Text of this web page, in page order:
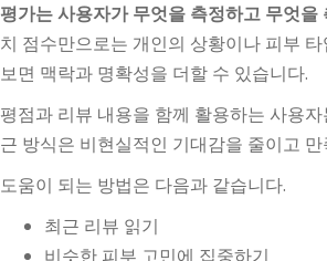
평가는 사용자가 무엇을 측정하고 무엇
치 점수만으로는 개인의 상황이나 피부
보면 맥락과 명확성을 더할 수 있습니다.
평점과 리뷰 내용을 함께 활용하는 사용
근 방식은 비현실적인 기대감을 줄이고
도움이 되는 방법은 다음과 같습니다.
최근 리뷰 읽기
비슷한 피부 고민에 집중하기